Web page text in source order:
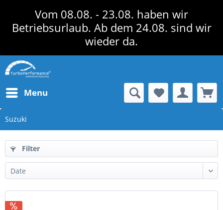
Vom 08.08. - 23.08. haben wir
Betriebsurlaub. Ab dem 24.08. sind wir
wieder da.
Menu
Suzuki
Filter